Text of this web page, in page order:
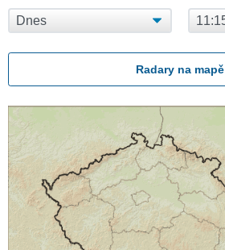
Radary na mapě